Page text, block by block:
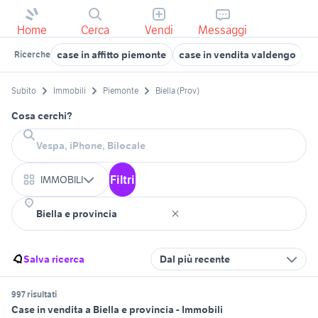
Home Cerca Vendi Messaggi
Ricerche case in affitto piemonte case in vendita valdengo
Subito Immobili Piemonte Biella (Prov)
Cosa cerchi?
IMMOBILI Filtri
Salva ricerca Dal più recente
997 risultati
Case in vendita a Biella e provincia - Immobili